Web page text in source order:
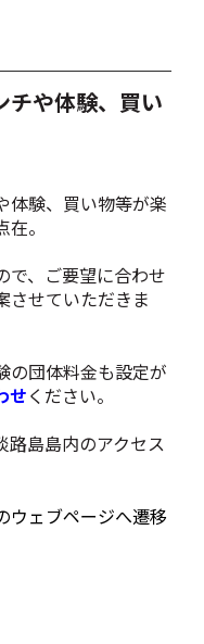
チや体験、買い
体験、買い物等が楽
。
で、ご要望に合わせ
させていただきま
の団体料金も設定が
せください。
路島島内のアクセス
ウェブページへ遷移